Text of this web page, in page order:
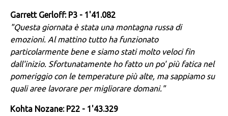
Garrett Gerloff: P3 - 1'41.082
"Questa giornata è stata una montagna russa di
emozioni. Al mattino tutto ha funzionato
particolarmente bene e siamo stati molto veloci fin
dall'inizio. Sfortunatamente ho fatto un po' più fatica nel
pomeriggio con le temperature più alte, ma sappiamo su
quali aree lavorare per migliorare domani."
Kohta Nozane: P22 - 1'43.329